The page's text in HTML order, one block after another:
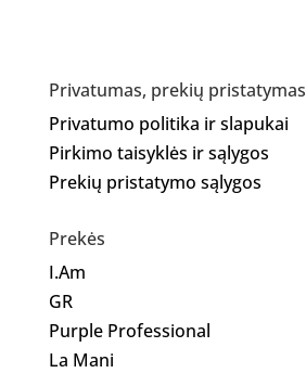
Privatumas, prekių pristatymas
Privatumo politika ir slapukai
Pirkimo taisyklės ir sąlygos
Prekių pristatymo sąlygos
Prekės
I.Am
GR
Purple Professional
La Mani